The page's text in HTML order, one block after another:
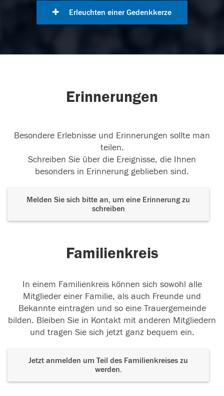
Erleuchten einer Gedenkkerze
Erinnerungen
Besondere Erlebnisse und Erinnerungen sollte man
teilen.
Schreiben Sie über die Ereignisse, die Ihnen
besonders in Erinnerung geblieben sind.
Melden Sie sich bitte an, um eine Erinnerung zu
schreiben
Familienkreis
In einem Familienkreis können sich sowohl alle
Mitglieder einer Familie, als auch Freunde und
Bekannte eintragen und so eine Trauergemeinde
bilden. Bleiben Sie in Kontakt mit anderen Mitgliedern
und tragen Sie sich jetzt ganz bequem ein.
Jetzt anmelden um Teil des Familienkreises zu
werden.